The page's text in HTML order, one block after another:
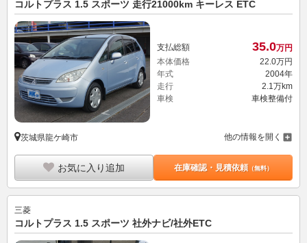
コルトプラス 1.5 スポーツ 走行21000km キーレス ETC
支払総額 35.0万円
本体価格
22. 0万円
年式
2004年
走行
2.1万km
車検
車検整備付
茨城県龍ケ崎市 他の情報を開く
お気に入り追加 在庫確認・見積依頼（無料）
三菱
コルトプラス 1.5 スポーツ 社外ナビ/社外ETC